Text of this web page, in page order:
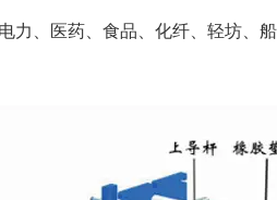
力、医药、食品、化纤、轻坊、